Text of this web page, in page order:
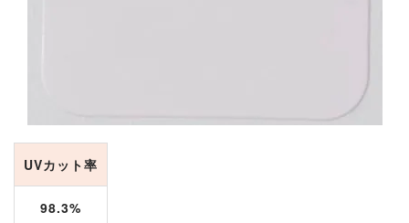
UVカット率
98.3%